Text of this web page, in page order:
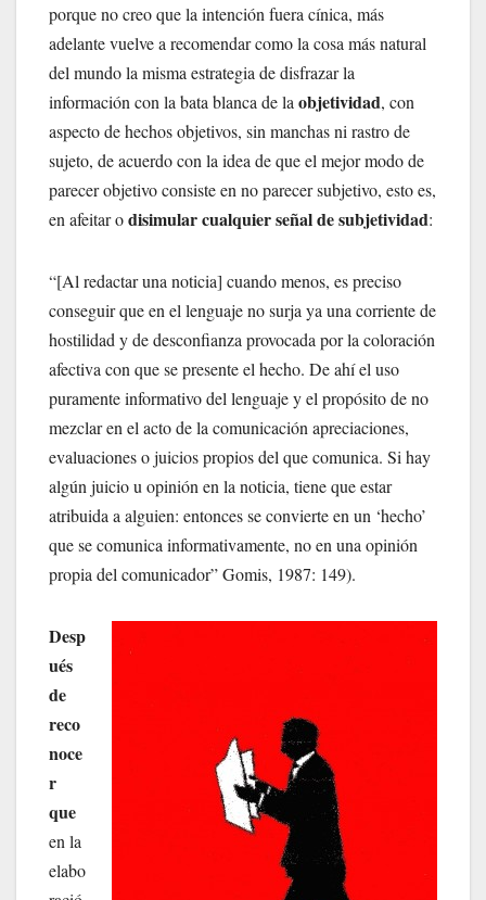
porque no creo que la intención fuera cínica, más
adelante vuelve a recomendar como la cosa más natural
del mundo la misma estrategia de disfrazar la
información con la bata blanca de la objetividad, con
aspecto de hechos objetivos, sin manchas ni rastro de
sujeto, de acuerdo con la idea de que el mejor modo de
parecer objetivo consiste en no parecer subjetivo, esto es,
en afeitar odisimular cualquier señal de subjetividad:
“[Al redactar una noticia] cuando menos, es preciso
conseguir que en el lenguaje no surja ya una corriente de
hostilidad y de desconfianza provocada por la coloración
afectiva con que se presente el hecho. De ahí el uso
puramente informativo del lenguaje y el propósito de no
mezclar en el acto de la comunicación apreciaciones,
evaluaciones o juicios propios del que comunica. Si hay
algún juicio u opinión en la noticia, tiene que estar
atribuida a alguien: entonces se convierte en un ‘hecho’
que se comunica informativamente, no en una opinión
propia del comunicador” Gomis, 1987: 149).
Desp
ués
de
reco
noce
r
que
en la
elabo